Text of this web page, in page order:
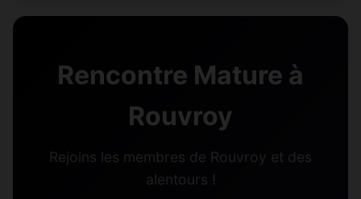
Rencontre Mature à
Rouvroy
Rejoins les membres de Rouvroy et des
alentours !